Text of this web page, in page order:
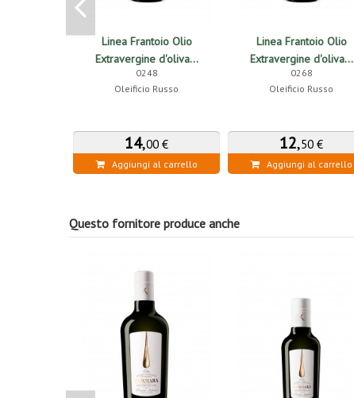
Linea Frantoio Olio
Extravergine d'oliva...
0248
Oleificio Russo
14,00 €
Aggiungi al carrello
Linea Frantoio Olio
Extravergine d'oliva...
0268
Oleificio Russo
12,50 €
Aggiungi al carrello
Questo fornitore produce anche